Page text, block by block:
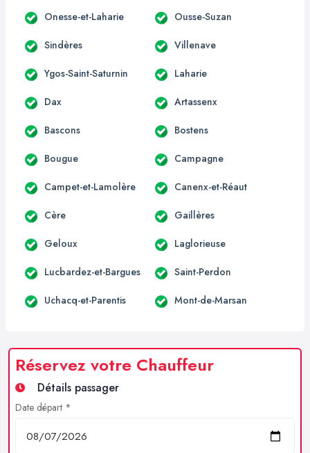
Onesse-et-Laharie Ousse-Suzan
Sindères Villenave
Ygos-Saint-Saturnin Laharie
Dax Artassenx
Bascons Bostens
Bougue Campagne
Campet-et-Lamolère Canenx-et-Réaut
Cère Gaillères
Geloux Laglorieuse
Lucbardez-et-Bargues Saint-Perdon
Uchacq-et-Parentis Mont-de-Marsan
Réservez votre Chauffeur
Détails passager
Date départ *